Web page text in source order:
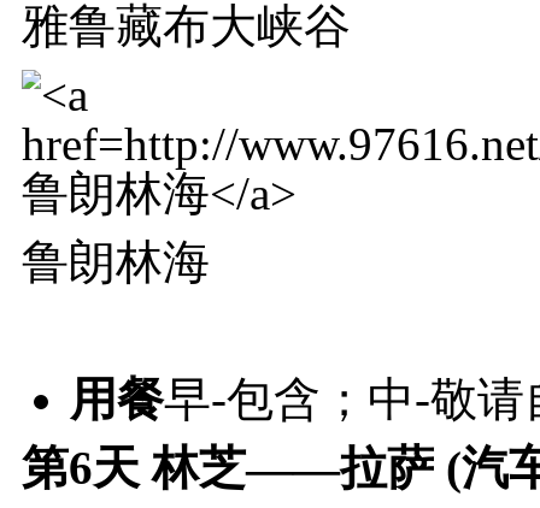
雅鲁藏布大峡谷
鲁朗林海
用餐早-包含；中-敬
第6天 林芝——拉萨 (汽